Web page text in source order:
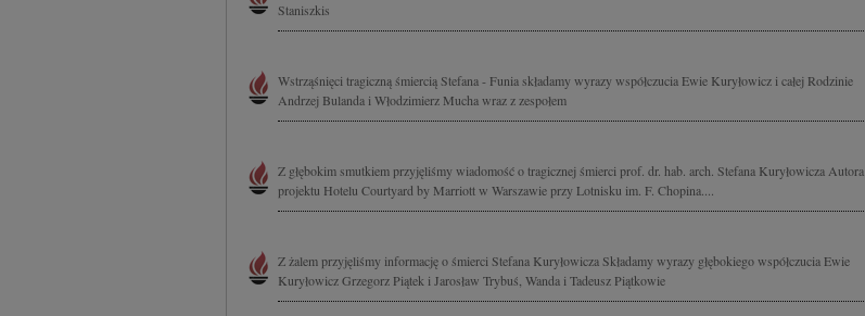
Staniszkis
Wstrząśnięci tragiczną śmiercią Stefana - Funia składamy wyrazy współczucia Ewie Kuryłowicz i całej Rodzinie
Andrzej Bulanda i Włodzimierz Mucha wraz z zespołem
Z głębokim smutkiem przyjęliśmy wiadomość o tragicznej śmierci prof. dr. hab. arch. Stefana Kuryłowicza Autora
projektu Hotelu Courtyard by Marriott w Warszawie przy Lotnisku im. F. Chopina....
Z żalem przyjęliśmy informację o śmierci Stefana Kuryłowicza Składamy wyrazy głębokiego współczucia Ewie
Kuryłowicz Grzegorz Piątek i Jarosław Trybuś, Wanda i Tadeusz Piątkowie